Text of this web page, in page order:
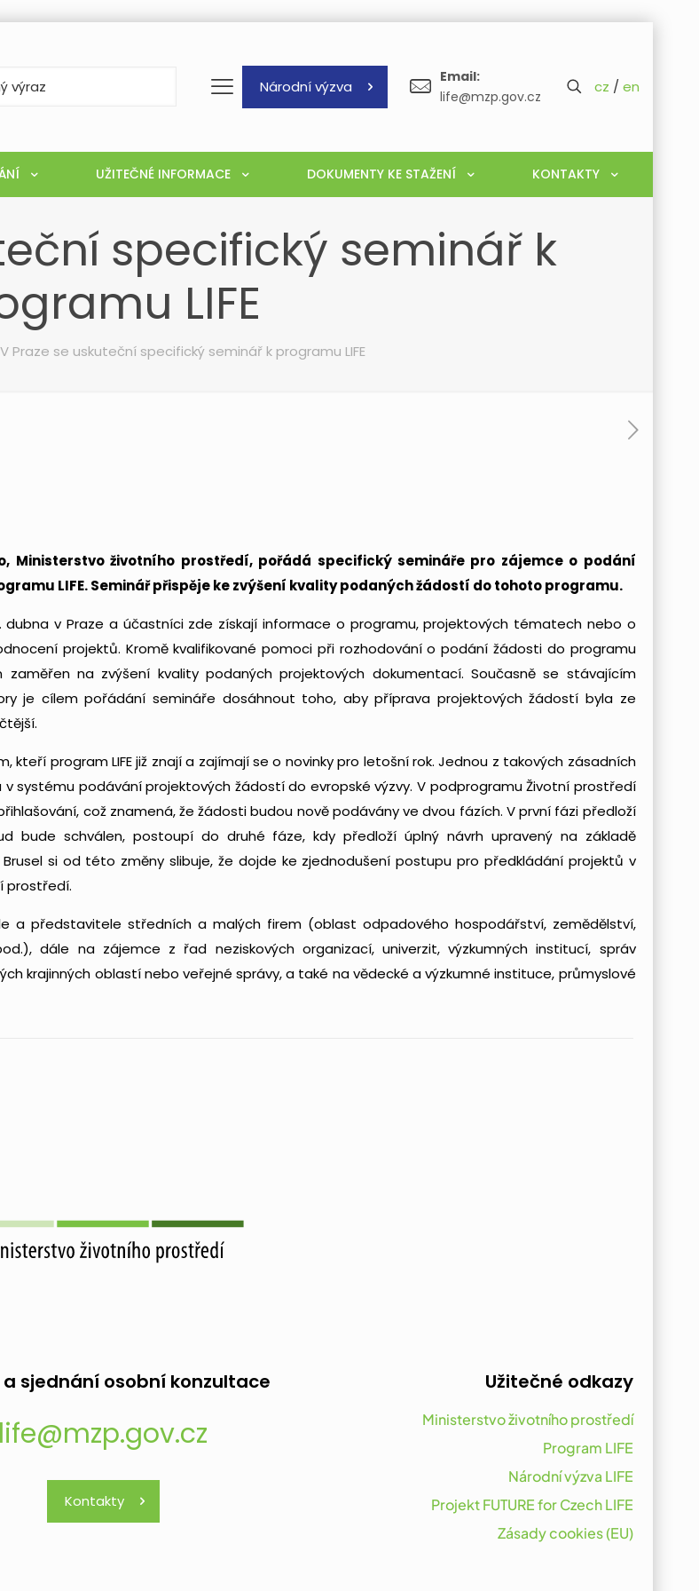
Národní výzva
Email:
life@mzp.gov.cz
cz / en
UŽITEČNÉ INFORMACE DOKUMENTY KE STAŽENÍ KONTAKTY
specifický seminář k
LIFE
V Praze se uskuteční specifický seminář k programu LIFE
Ministerstvo životního prostředí, pořádá specifický semináře pro zájemce o podání
LIFE. Seminář přispěje kezvýšení kvality podaných žádostí do tohoto programu.
dubna v Praze a účastníci zde získají informace o programu, projektových tématech nebo o
projektů. Kromě kvalifikované pomoci při rozhodování o podání žádosti do programu
zaměřen na zvýšení kvality podaných projektových dokumentací. Současně se stávajícím
je cílem pořádání semináře dosáhnout toho, aby příprava projektových žádostí byla ze
kteří program LIFE již znají a zajímají se o novinky pro letošní rok. Jednou z takových zásadních
systému podávání projektových žádostí do evropské výzvy. V podprogramu Životní prostředí
což znamená, že žádosti budou nově podávány ve dvou fázích. V první fázi předloží
bude schválen, postoupí do druhé fáze, kdy předloží úplný návrh upravený na základě
si od této změny slibuje, že dojde ke zjednodušení postupu pro předkládání projektů v
prostředí.
a představitele středních a malých firem (oblast odpadového hospodářství, zemědělství,
dále na zájemce z řad neziskových organizací, univerzit, výzkumných institucí, správ
krajinných oblastí nebo veřejné správy, a také na vědecké a výzkumné instituce, průmyslové
sjednání osobní konzultace
life@mzp.gov.cz
Kontakty
Užitečné odkazy
Ministerstvo životního prostředí
Program LIFE
Národní výzva LIFE
Projekt FUTURE for Czech LIFE
Zásady cookies (EU)